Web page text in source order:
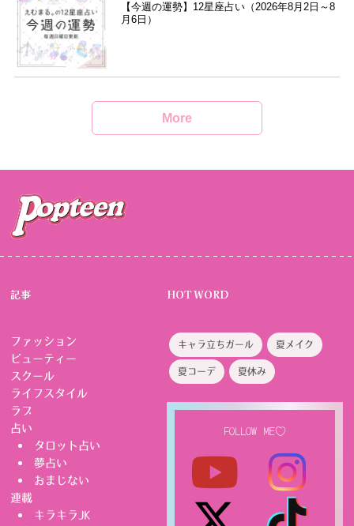
【今週の運勢】12星座占い（2026年8月2日～8
月6日）
More
記事
ファッション
ビューティー
スクール
ライフスタイル
ラブ
占い
タロット占い
夢占い
おまじない
連載
キラキラJK
HOT WORD
キャラ立ちガール 夏メイク
夏コーデ 夏休み
FOLLOW ME♡